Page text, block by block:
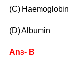
(C) Haemoglobin
(D) Albumin
Ans- B